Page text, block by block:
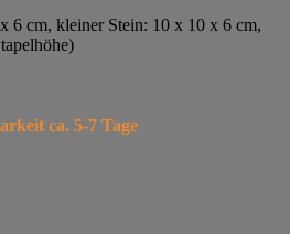
6 cm, kleiner Stein: 10 x 10 x 6 cm,
ca. 5-7 Tage